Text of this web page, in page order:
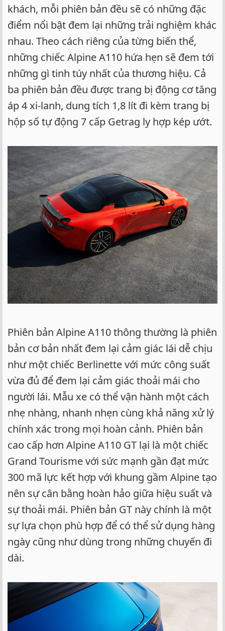
khách, mỗi phiên bản đều sẽ có những đặc
điểm nổi bật đem lại những trải nghiệm khác
nhau. Theo cách riêng của từng biến thể,
những chiếc Alpine A110 hứa hẹn sẽ đem tới
những gì tinh túy nhất của thương hiệu. Cả
ba phiên bản đều được trang bị động cơ tăng
áp 4 xi-lanh, dung tích 1,8 lít đi kèm trang bị
hộp số tự động 7 cấp Getrag ly hợp kép ướt.
Phiên bản Alpine A110 thông thường là phiên
bản cơ bản nhất đem lại cảm giác lái dễ chịu
như một chiếc Berlinette với mức công suất
vừa đủ để đem lại cảm giác thoải mái cho
người lái. Mẫu xe có thể vận hành một cách
nhẹ nhàng, nhanh nhẹn cùng khả năng xử lý
chính xác trong mọi hoàn cảnh. Phiên bản
cao cấp hơn Alpine A110 GT lại là một chiếc
Grand Tourisme với sức mạnh gần đạt mức
300 mã lực kết hợp với khung gầm Alpine tạo
nên sự cân bằng hoàn hảo giữa hiệu suất và
sự thoải mái. Phiên bản GT này chính là một
sự lựa chọn phù hợp để có thể sử dụng hàng
ngày cũng như dùng trong những chuyến đi
dài.